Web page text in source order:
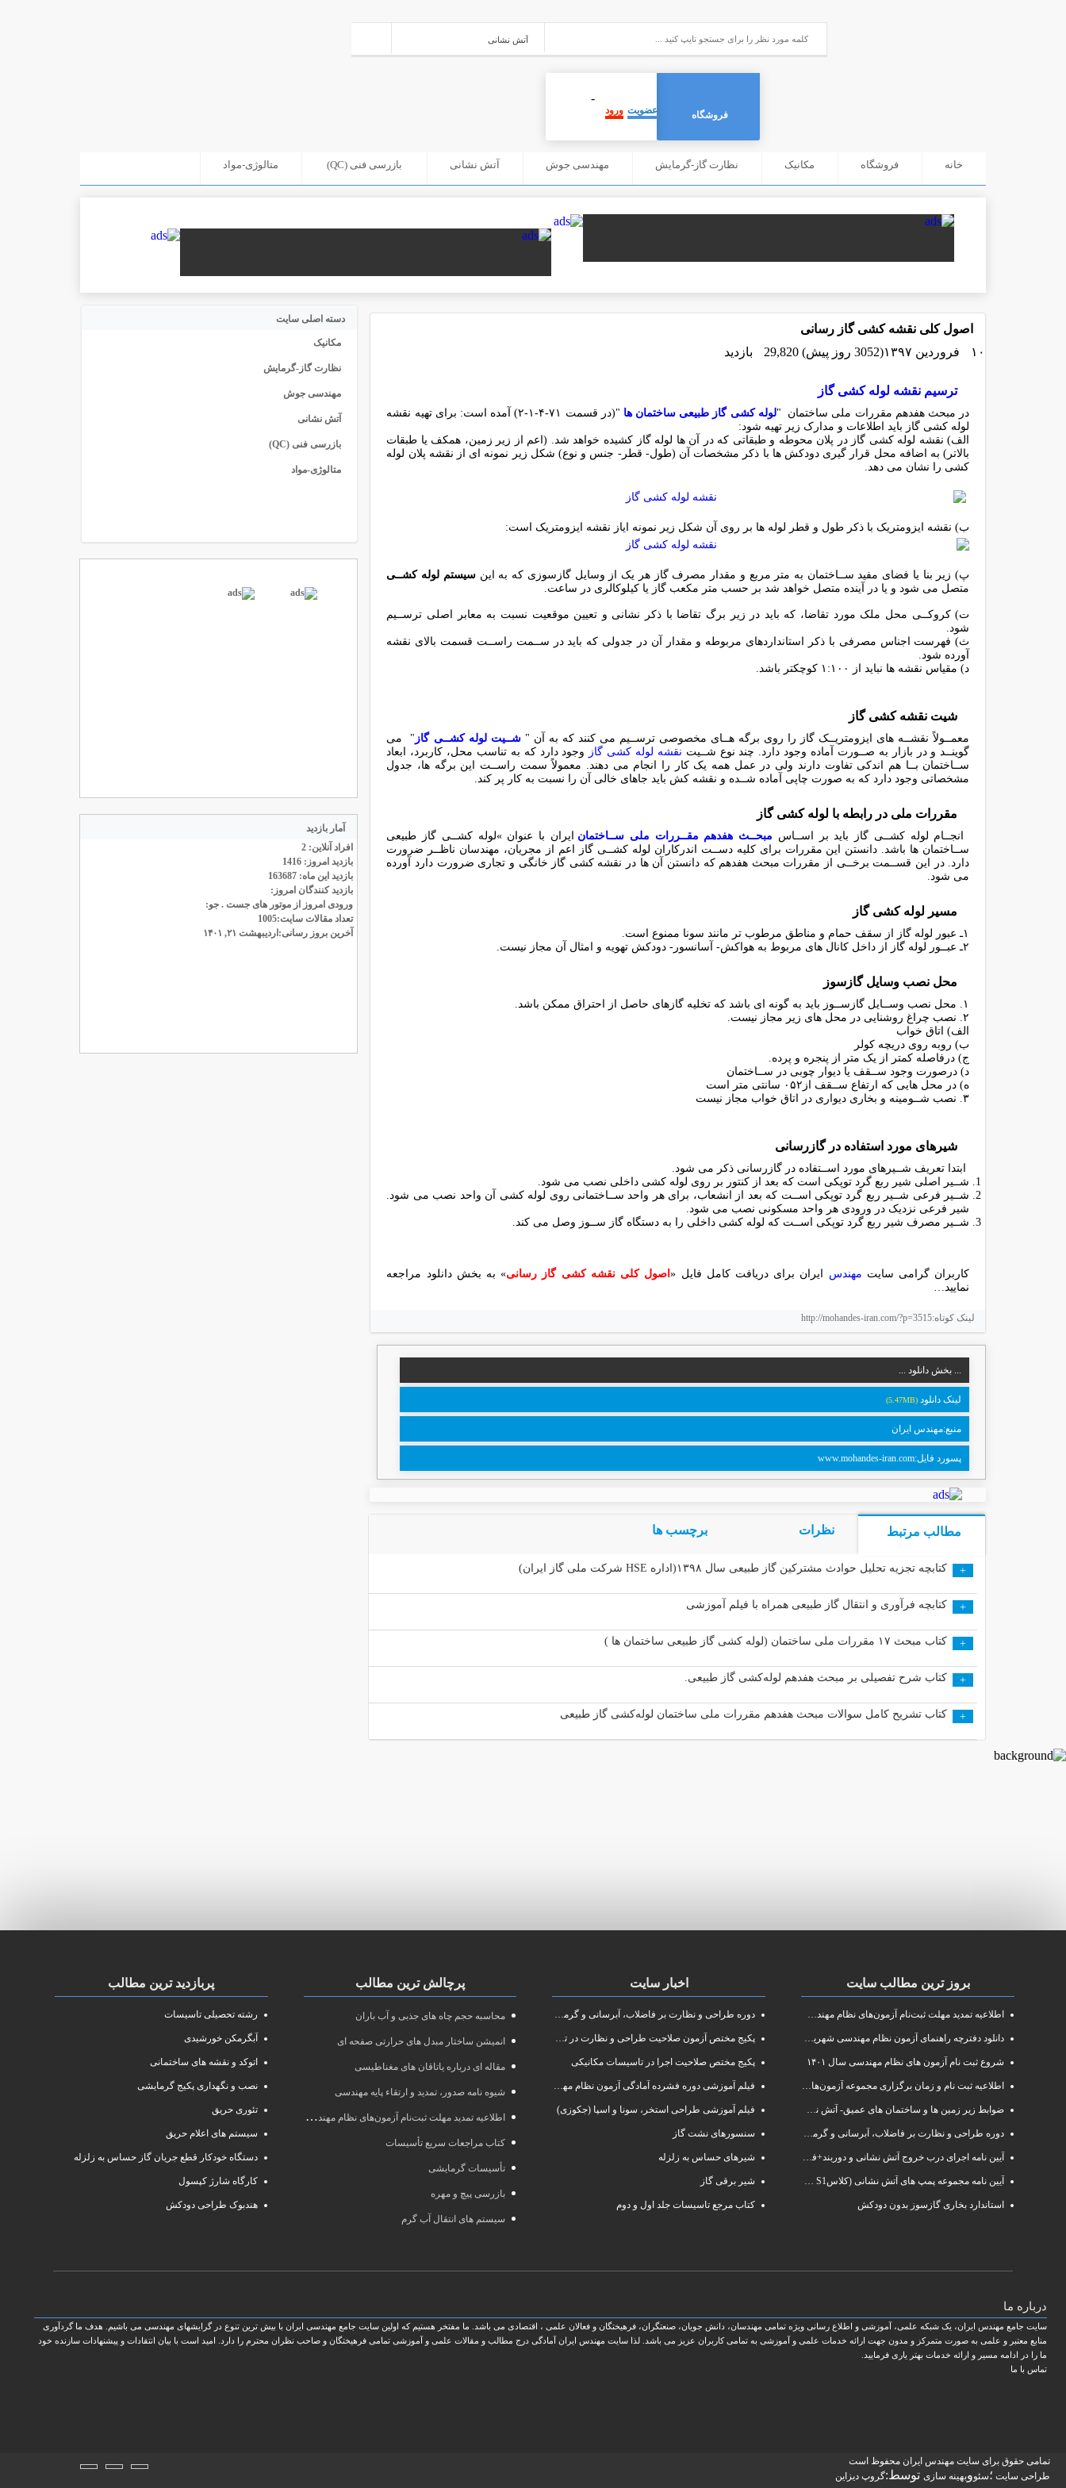
فروشگاه عضویت
-
ورود
خانه فروشگاه مکانیک نظارت گاز-گرمایش مهندسی جوش آتش نشانی بازرسی فنی (QC) متالوژی-مواد
اصول کلی نقشه کشی گاز رسانی
۱۰ فروردین ۱۳۹۷(3052 روز پیش)
29,820 بازدید
ترسیم نقشه لوله کشی گاز
در مبحث هفدهم مقررات ملی ساختمان "لوله کشی گاز طبیعی ساختمان ها
"(در قسمت ۷۱-۴-۱-۲) آمده است: برای تهیه نقشه
لوله کشی گاز باید اطلاعات و مدارک زیر تهیه شود:
الف) نقشه لوله کشی گاز در پلان محوطه و طبقاتی که در آن ها لوله گاز کشیده خواهد شد. (اعم از زیر زمین، همکف یا طبقات
بالاتر) به اضافه محل قرار گیری دودکش ها با ذکر مشخصات آن (طول- قطر- جنس و نوع) شکل زیر نمونه ای از نقشه پلان لوله
کشی را نشان می دهد.
ب) نقشه ایزومتریک با ذکر طول و قطر لوله ها بر روی آن شکل زیر نمونه ایاز نقشه ایزومتریک است:
پ) زﯾﺮ ﺑﻨﺎ ﯾﺎ ﻓﻀﺎى ﻣﻔﯿﺪ ﺳــﺎﺧﺘﻤﺎن ﺑﻪ ﻣﺘﺮ ﻣﺮﺑﻊ و ﻣﻘﺪار ﻣﺼﺮف ﮔﺎز ﻫﺮ ﯾﮏ از وﺳﺎﯾﻞ ﮔﺎزﺳﻮزى ﮐﻪ ﺑﻪ اﯾﻦﺳﯿﺴﺘﻢ ﻟﻮﻟﻪ ﮐﺸــﻰ
ﻣﺘﺼﻞ ﻣﻰ ﺷﻮد و ﯾﺎ در آﯾﻨﺪه ﻣﺘﺼﻞ ﺧﻮاﻫﺪ ﺷﺪ ﺑﺮ ﺣﺴﺐ ﻣﺘﺮ ﻣﮑﻌﺐ ﮔﺎز ﯾﺎ ﮐﯿﻠﻮﮐﺎﻟﺮى در ﺳﺎﻋﺖ.
ت) ﮐﺮوﮐــﻰ ﻣﺤﻞ ﻣﻠﮏ ﻣﻮرد ﺗﻘﺎﺿﺎ، ﮐﻪ ﺑﺎﯾﺪ در زﯾﺮ ﺑﺮگ ﺗﻘﺎﺿﺎ ﺑﺎ ذﮐﺮ ﻧﺸﺎﻧﻰ و ﺗﻌﯿﯿﻦ ﻣﻮﻗﻌﯿﺖ ﻧﺴﺒﺖ ﺑﻪ ﻣﻌﺎﺑﺮ اﺻﻠﻰ ﺗﺮﺳــﯿﻢ
ﺷﻮد.
ث) ﻓﻬﺮﺳﺖ اﺟﻨﺎس ﻣﺼﺮﻓﻰ ﺑﺎ ذﮐﺮ اﺳﺘﺎﻧﺪاردﻫﺎى ﻣﺮﺑﻮﻃﻪ و ﻣﻘﺪار آن در ﺟﺪوﻟﻰ ﮐﻪ ﺑﺎﯾﺪ در ﺳــﻤﺖ راﺳــﺖ ﻗﺴﻤﺖ ﺑﺎﻻى ﻧﻘﺸﻪ
آورده ﺷﻮد.
د) ﻣﻘﯿﺎس ﻧﻘﺸﻪ ﻫﺎ ﻧﺒﺎﯾﺪ از ۱:۱۰۰ ﮐﻮﭼﮑﺘﺮ ﺑﺎﺷﺪ.
ﺷﯿﺖ ﻧﻘﺸﻪ ﮐﺸﻰ ﮔﺎز
ﻣﻌﻤــﻮﻻً ﻧﻘﺸــﻪ ﻫﺎى اﯾﺰوﻣﺘﺮﯾــﮏ ﮔﺎز را روى ﺑﺮﮔﻪ ﻫــﺎى ﻣﺨﺼﻮﺻﻰ ﺗﺮﺳــﯿﻢ ﻣﻰ ﮐﻨﻨﺪ ﮐﻪ ﺑﻪ آن " ﺷــﯿﺖ ﻟﻮﻟﻪ ﮐﺸــﻰ ﮔﺎز " ﻣﻰ
ﮔﻮﯾﻨــﺪ و در ﺑﺎزار ﺑﻪ ﺻــﻮرت آﻣﺎده وﺟﻮد دارد. ﭼﻨﺪ ﻧﻮع ﺷــﯿﺖ نقشه لوله کشی گاز
وﺟﻮد دارد ﮐﻪ ﺑﻪ ﺗﻨﺎﺳﺐ ﻣﺤﻞ، ﮐﺎرﺑﺮد، اﺑﻌﺎد
ﺳــﺎﺧﺘﻤﺎن ﺑــﺎ ﻫﻢ اﻧﺪﮐﻰ ﺗﻔﺎوت دارﻧﺪ وﻟﻰ در ﻋﻤﻞ ﻫﻤﻪ ﯾﮏ ﮐﺎر را اﻧﺠﺎم ﻣﻰ دﻫﻨﺪ. ﻣﻌﻤﻮﻻً ﺳﻤﺖ راﺳــﺖ اﯾﻦ ﺑﺮﮔﻪ ﻫﺎ، ﺟﺪول
ﻣﺸﺨﺼﺎﺗﻰ وﺟﻮد دارد ﮐﻪ ﺑﻪ ﺻﻮرت ﭼﺎﭘﻰ آﻣﺎده ﺷــﺪه و ﻧﻘﺸﻪ ﮐﺶ ﺑﺎﯾﺪ ﺟﺎﻫﺎى ﺧﺎﻟﻰ آن را ﻧﺴﺒﺖ ﺑﻪ ﮐﺎر ﭘﺮ ﮐﻨﺪ.
ﻣﻘﺮرات ﻣﻠﻰ در راﺑﻄﻪ ﺑﺎ ﻟﻮﻟﻪ ﮐﺸﻰ ﮔﺎز
اﻧﺠــﺎم ﻟﻮﻟﻪ ﮐﺸــﻰ ﮔﺎز ﺑﺎﯾﺪ ﺑﺮ اﺳــﺎس ﻣﺒﺤــﺚ ﻫﻔﺪﻫﻢ ﻣﻘــﺮرات ﻣﻠﻰ ﺳــﺎﺧﺘﻤﺎن اﯾﺮان ﺑﺎ ﻋﻨﻮان »ﻟﻮﻟﻪ ﮐﺸــﻰ ﮔﺎز ﻃﺒﯿﻌﻰ
ﺳــﺎﺧﺘﻤﺎن ﻫﺎ ﺑﺎﺷﺪ. داﻧﺴﺘﻦ اﯾﻦ ﻣﻘﺮرات ﺑﺮاى ﮐﻠﯿﻪ دﺳــﺖ اﻧﺪرﮐﺎران ﻟﻮﻟﻪ ﮐﺸــﻰ ﮔﺎز اﻋﻢ از ﻣﺠﺮﯾﺎن، ﻣﻬﻨﺪﺳﺎن ﻧﺎﻇــﺮ ﺿﺮورت
دارد. در اﯾﻦ ﻗﺴــﻤﺖ ﺑﺮﺧــﻰ از ﻣﻘﺮرات ﻣﺒﺤﺚ ﻫﻔﺪﻫﻢ ﮐﻪ داﻧﺴﺘﻦ آن ﻫﺎ در ﻧﻘﺸﻪ ﮐﺸﻰ ﮔﺎز ﺧﺎﻧﮕﻰ و ﺗﺠﺎرى ﺿﺮورت دارد آورده
ﻣﻰ ﺷﻮد.
ﻣﺴﯿﺮ ﻟﻮﻟﻪ ﮐﺸﻰ ﮔﺎز
۱ـ ﻋﺒﻮر ﻟﻮﻟﻪ ﮔﺎز از ﺳﻘﻒ ﺣﻤﺎم و ﻣﻨﺎﻃﻖ ﻣﺮﻃﻮب ﺗﺮ ﻣﺎﻧﻨﺪ ﺳﻮﻧﺎ ﻣﻤﻨﻮع اﺳﺖ.
۲ـ ﻋﺒــﻮر ﻟﻮﻟﻪ ﮔﺎز از داﺧﻞ ﮐﺎﻧﺎل ﻫﺎى ﻣﺮﺑﻮط ﺑﻪ ﻫﻮاﮐﺶ- آﺳﺎﻧﺴﻮر- دودﮐﺶ ﺗﻬﻮﯾﻪ و اﻣﺜﺎل آن ﻣﺠﺎز ﻧﯿﺴﺖ.
ﻣﺤﻞ ﻧﺼﺐ وﺳﺎﯾﻞ ﮔﺎزﺳﻮز
۱. ﻣﺤﻞ ﻧﺼﺐ وﺳــﺎﯾﻞ ﮔﺎزﺳــﻮز ﺑﺎﯾﺪ ﺑﻪ ﮔﻮﻧﻪ اى ﺑﺎﺷﺪ ﮐﻪ ﺗﺨﻠﯿﻪ ﮔﺎزﻫﺎى ﺣﺎﺻﻞ از اﺣﺘﺮاق ﻣﻤﮑﻦ ﺑﺎﺷﺪ.
۲. ﻧﺼﺐ ﭼﺮاغ روﺷﻨﺎﯾﻰ در ﻣﺤﻞ ﻫﺎى زﯾﺮ ﻣﺠﺎز ﻧﯿﺴﺖ.
اﻟﻒ) اﺗﺎق ﺧﻮاب
ب) روﺑﻪ روى درﯾﭽﻪ ﮐﻮﻟﺮ
ج) درﻓﺎﺻﻠﻪ ﮐﻤﺘﺮ از ﯾﮏ ﻣﺘﺮ از ﭘﻨﺠﺮه و ﭘﺮده.
د) درﺻﻮرت وﺟﻮد ﺳــﻘﻒ ﯾﺎ دﯾﻮار ﭼﻮﺑﻰ در ﺳــﺎﺧﺘﻤﺎن
ه) در ﻣﺤﻞ ﻫﺎﯾﻰ ﮐﻪ ارﺗﻔﺎع ﺳــﻘﻒ از۰۵۲ ﺳﺎﻧﺘﻰ ﻣﺘﺮ اﺳﺖ
۳. ﻧﺼﺐ ﺷــﻮﻣﯿﻨﻪ و ﺑﺨﺎرى دﯾﻮارى در اﺗﺎق ﺧﻮاب ﻣﺠﺎز ﻧﯿﺴﺖ
ﺷﯿﺮﻫﺎى ﻣﻮرد اﺳﺘﻔﺎده در ﮔﺎزرﺳﺎﻧﻰ
اﺑﺘﺪا ﺗﻌﺮﯾﻒ ﺷــﯿﺮﻫﺎى ﻣﻮرد اﺳــﺘﻔﺎده در ﮔﺎزرﺳﺎﻧﻰ ذﮐﺮ ﻣﻰ ﺷﻮد.
ﺷــﯿﺮ اﺻﻠﻰ ﺷﯿﺮ رﺑﻊ ﮔﺮد ﺗﻮﭘﮑﻰ اﺳﺖ ﮐﻪ ﺑﻌﺪ از کنتور بر روی لوله کشی داخلی نصب می شود.
ﺷــﯿﺮ ﻓﺮﻋﻰ ﺷــﯿﺮ رﺑﻊ ﮔﺮد ﺗﻮﭘﮑﻰ اﺳــﺖ ﮐﻪ ﺑﻌﺪ از اﻧﺸﻌﺎب، ﺑﺮاى ﻫﺮ واﺣﺪ ﺳــﺎﺧﺘﻤﺎﻧﻰ روى ﻟﻮﻟﻪ ﮐﺸﻰ آن واﺣﺪ ﻧﺼﺐ ﻣﻰ ﺷﻮد.
ﺷﯿﺮ ﻓﺮﻋﻰ ﻧﺰدﯾﮏ در ورودى ﻫﺮ واﺣﺪ ﻣﺴﮑﻮﻧﻰ ﻧﺼﺐ ﻣﻰ ﺷﻮد.
ﺷــﯿﺮ ﻣﺼﺮف ﺷﯿﺮ رﺑﻊ ﮔﺮد ﺗﻮﭘﮑﻰ اﺳــﺖ ﮐﻪ ﻟﻮﻟﻪ ﮐﺸﻰ داﺧﻠﻰ را ﺑﻪ دﺳﺘﮕﺎه ﮔﺎز ﺳــﻮز وﺻﻞ ﻣﻰ ﮐﻨﺪ.
کاربران گرامی سایت مهندس ایران برای دریافت کامل فایل «اصول کلی نقشه کشی گاز رسانی» به بخش دانلود مراجعه
نمایید…
لینک کوتاه:http://mohandes-iran.com/?p=3515
... بخش دانلود ...
لینک دانلود (5.47MB)
منبع:مهندس ایران
پسورد فایل:www.mohandes-iran.com
مطالب مرتبط نظرات برچسب ها
+ کتابچه تجزیه تحلیل حوادث مشترکین گاز طبیعی سال ۱۳۹۸(اداره HSE شرکت ملی گاز ایران)
+ کتابچه فرآوری و انتقال گاز طبیعی همراه با فیلم آموزشی
+ کتاب مبحث ۱۷ مقررات ملی ساختمان (لوله کشی گاز طبیعی ساختمان ها )
+ کتاب شرح تفصیلی بر مبحث هفدهم لوله‌کشی گاز طبیعی.
+ کتاب تشریح کامل سوالات مبحث هفدهم مقررات ملی ساختمان لوله‌کشی گاز طبیعی
دسته اصلی سایت
مکانیک
نظارت گاز-گرمایش
مهندسی جوش
آتش نشانی
بازرسی فنی (QC)
متالوژی-مواد
آمار بازدید
افراد آنلاین: 2
بازدید امروز: 1416
بازدید این ماه: 163687
بازدید کنندگان امروز:
ورودی امروز از موتور های جست . جو:
تعداد مقالات سایت:1005
آخرین بروز رسانی:اردیبهشت ۲۱, ۱۴۰۱
بروز ترین مطالب سایت
اطلاعیه تمدید مهلت ثبت‌نام آزمون‌های نظام مهندسی سال ۱۴۰۱
دانلود دفترچه راهنمای آزمون نظام مهندسی شهریور ۱۴۰۱
شروع ثبت نام آزمون های نظام مهندسی سال ۱۴۰۱
اطلاعیه ثبت نام و زمان برگزاری مجموعه آزمون‌های نظام مهندسی ساختمان سال ۱۴۰۱
ضوابط زیر زمین ها و ساختمان های عمیق- آتش نشانی البرز
دوره طراحی و نظارت بر فاضلاب، آبرسانی و گرمایش رادیاتور
آیین نامه اجرای درب خروج آتش نشانی و دوربند+فایلpdf
آیین نامه مجموعه پمپ های آتش نشانی (کلاسS1 و S2 )
استاندارد بخاری گازسوز بدون دودکش
اخبار سایت
دوره طراحی و نظارت بر فاضلاب، آبرسانی و گرمایش رادیاتور
پکیج مختص آزمون صلاحیت طراحی و نظارت در تاسیسات مکانیکی
پکیج مختص صلاحیت اجرا در تاسیسات مکانیکی
فیلم آموزشی دوره فشرده آمادگی آزمون نظام مهندسی در رشته طراحی و نظارت تاسیسات مکانیکی ساختمان
فیلم آموزشی طراحی استخر، سونا و اسپا (جکوزی)
سنسورهای نشت گاز
شیرهای حساس به زلزله
شیر برقی گاز
کتاب مرجع تاسیسات جلد اول و دوم
پرچالش ترین مطالب
محاسبه حجم چاه های جذبی و آب باران
انمیشن ساختار مبدل های حرارتی صفحه ای
مقاله ای درباره یاتاقان های مغناطیسی
شیوه نامه صدور، تمدید و ارتقاء پایه مهندسی
اطلاعیه تمدید مهلت ثبت‌نام آزمون‌های نظام مهندسی سال ۱۴۰۱
کتاب مراجعات سریع تأسیسات
تأسیسات گرمایشی
بازرسی پیچ و مهره
سیستم های انتقال آب گرم
پربازدید ترین مطالب
رشته تحصیلی تاسیسات
آبگرمکن خورشیدی
اتوکد و نقشه های ساختمانی
نصب و نگهداری پکیج گرمایشی
تئوری حریق
سیستم های اعلام حریق
دستگاه خودکار قطع جریان گاز حساس به زلزله
کارگاه شارژ کپسول
هندبوک طراحی دودکش
درباره ما
سایت جامع مهندس ایران، یک شبکه علمی، آموزشی و اطلاع رسانی ویژه تمامی مهندسان، دانش جویان، صنعتگران، فرهیختگان و فعالان علمی ، اقتصادی می باشد. ما مفتخر هستیم که اولین سایت جامع مهندسی ایران با بیش ترین تنوع در گرایشهای مهندسی می باشیم. هدف ما گردآوری
منابع معتبر و علمی به صورت متمرکز و مدون جهت ارائه خدمات علمی و آموزشی به تمامی کاربران عزیز می باشد. لذا سایت مهندس ایران آمادگی درج مطالب و مقالات علمی و آموزشی تمامی فرهیختگان و صاحب نظران محترم را دارد. امید است با بیان انتقادات و پیشنهادات سازنده خود
ما را در ادامه مسیر و ارائه خدمات بهتر یاری فرمایید.
تماس با ما
تمامی حقوق برای سایت مهندس ایران محفوظ است
طراحی سایت ؛سئووبهینه سازی توسط:گروپ دیزاین